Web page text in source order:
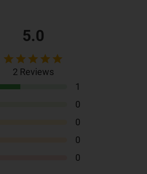
5.0
2 Reviews
1
0
0
0
0